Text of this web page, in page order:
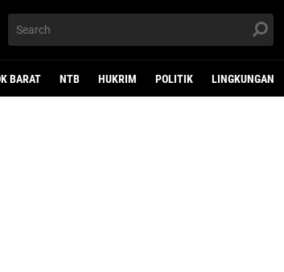
BARAT NTB HUKRIM POLITIK LINGKUNGAN